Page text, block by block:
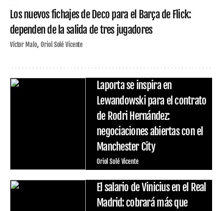
Los nuevos fichajes de Deco para el Barça de Flick:
dependen de la salida de tres jugadores
Víctor Malo Oriol Solé Vicente
Laporta se inspira en
Lewandowski para el contrato
de Rodri Hernández:
negociaciones abiertas con el
Manchester City
Oriol Solé Vicente
El salario de Vinicius en el Real
Madrid: cobrará más que